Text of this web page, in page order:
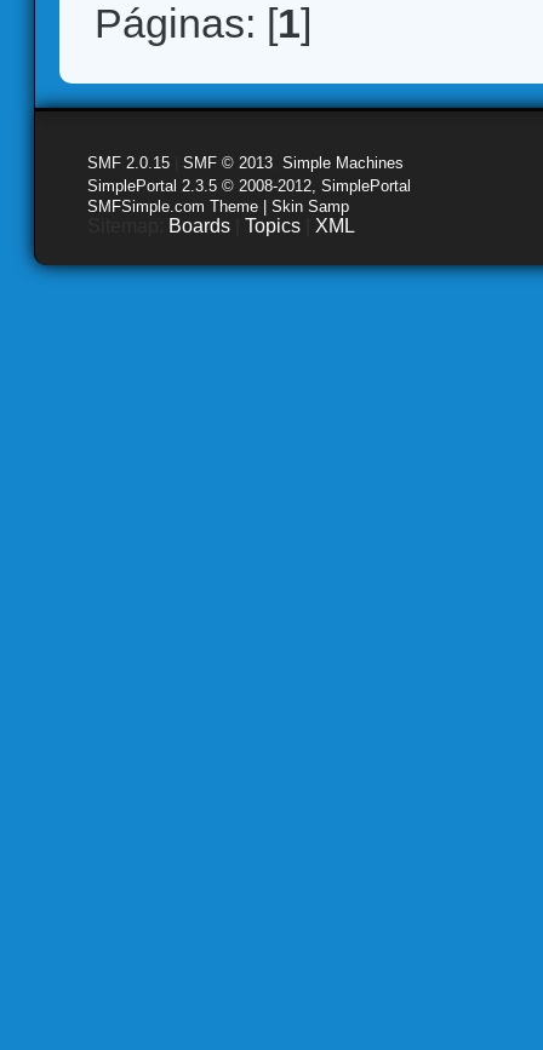
Páginas: [1]
SMF 2.0.15 SMF © 2013 Simple Machines
SimplePortal 2.3.5 © 2008-2012, SimplePortal
SMFSimple.com Theme | Skin Samp
Boards Topics XML